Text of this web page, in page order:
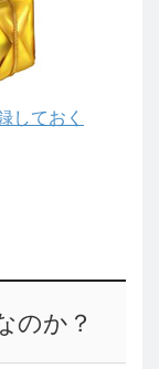
しておく
のか？